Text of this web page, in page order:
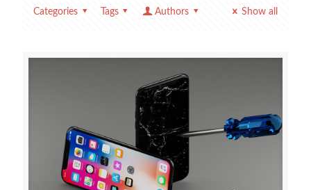
Categories Tags Authors Show all